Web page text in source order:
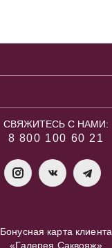
СВЯЖИТЕСЬ С НАМИ:
8 800 100 60 21
Бонусная карта клиента
«Галерея Саквояж»